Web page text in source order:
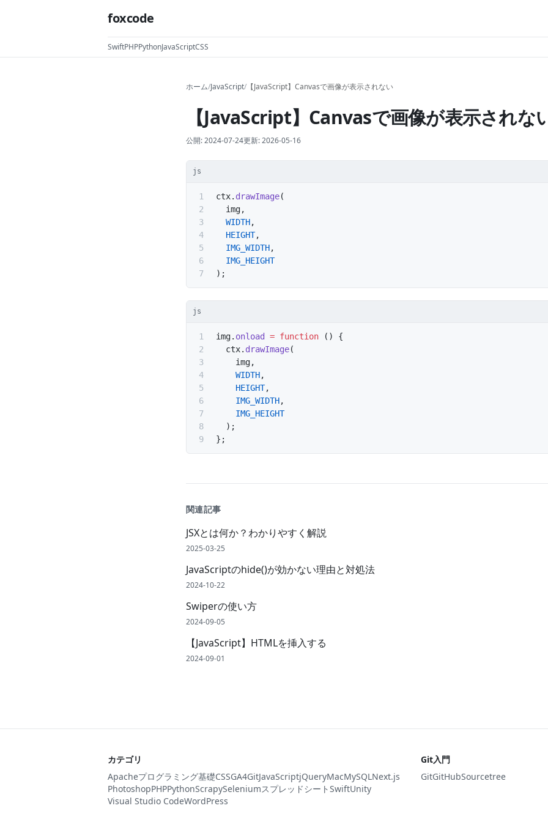
foxcode
SwiftPHPPythonJavaScriptCSS
ホーム/JavaScript/ 【JavaScript】Canvasで画像が表示されない
【JavaScript】Canvasで画像が表示されな
公開:2024-07-24更新:2026-05-16
js
ctx. drawImage(
  img,
  WIDTH
,
  HEIGHT
,
  IMG_WIDTH
,
  IMG_HEIGHT
);
js
img. onload = function () {
  ctx.
drawImage(
    img,
    WIDTH
,
    HEIGHT
,
    IMG_WIDTH
,
    IMG_HEIGHT
  );
};
関連記事
JSXとは何か？わかりやすく解説
2025-03-25
JavaScriptのhide()が効かない理由と対処法
2024-10-22
Swiperの使い方
2024-09-05
【JavaScript】HTMLを挿入する
2024-09-01
カテゴリ
Apacheプログラミング基礎CSSGA4GitJavaScriptjQueryMacMySQLNext.js
PhotoshopPHPPythonScrapySeleniumスプレッドシートSwiftUnity
Visual Studio CodeWordPress
Git入門
GitGitHubSourcetree